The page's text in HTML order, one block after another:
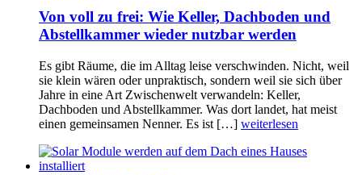
Von voll zu frei: Wie Keller, Dachboden und
Abstellkammer wieder nutzbar werden
Es gibt Räume, die im Alltag leise verschwinden. Nicht, weil
sie klein wären oder unpraktisch, sondern weil sie sich über
Jahre in eine Art Zwischenwelt verwandeln: Keller,
Dachboden und Abstellkammer. Was dort landet, hat meist
einen gemeinsamen Nenner. Es ist […] weiterlesen